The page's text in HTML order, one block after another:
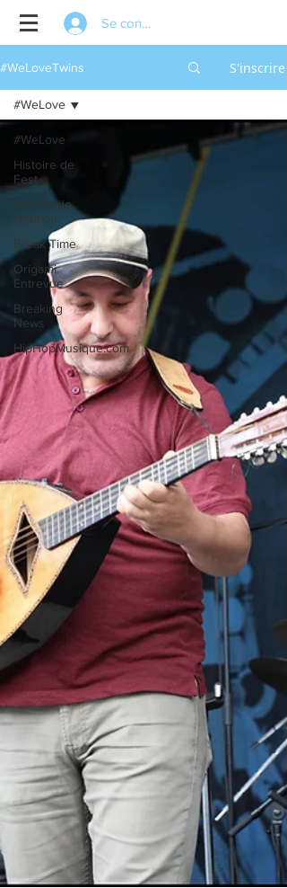
Se connecter
#WeLoveTwins S'inscrire
#WeLove
Histoire de
Fest
la carte de
l'humour
Break Time
Origami
Entrevue
Breaking
News
HipHopMusique.com
#WeLove